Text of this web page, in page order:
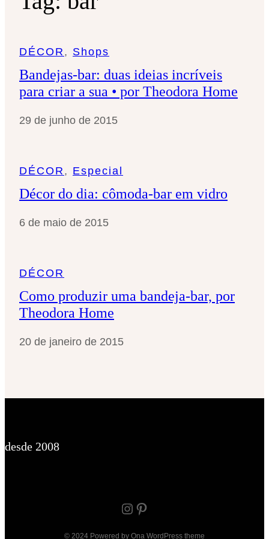
DÉCOR , Shops
Bandejas-bar: duas ideias incríveis
para criar a sua • por Theodora Home
29 de junho de 2015
DÉCOR , Especial
Décor do dia: cômoda-bar em vidro
6 de maio de 2015
DÉCOR
Como produzir uma bandeja-bar, por
Theodora Home
20 de janeiro de 2015
desde 2008
Instagram Pinterest
© 2024 Powered by Ona WordPress theme